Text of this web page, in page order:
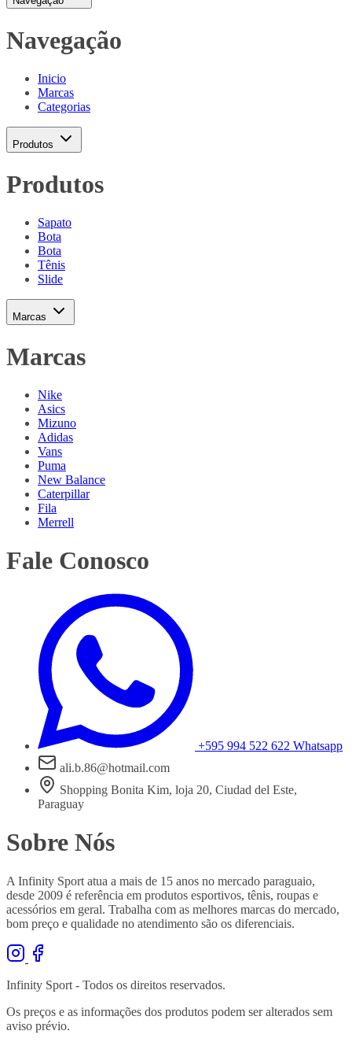
Navegação
Inicio
Marcas
Categorias
Produtos
Produtos
Sapato
Bota
Bota
Tênis
Slide
Marcas
Marcas
Nike
Asics
Mizuno
Adidas
Vans
Puma
New Balance
Caterpillar
Fila
Merrell
Fale Conosco
+595 994 522 622 Whatsapp
ali.b.86@hotmail.com
Shopping Bonita Kim, loja 20, Ciudad del Este,
Paraguay
Sobre Nós
A Infinity Sport atua a mais de 15 anos no mercado paraguaio,
desde 2009 é referência em produtos esportivos, tênis, roupas e
acessórios em geral. Trabalha com as melhores marcas do mercado,
bom preço e qualidade no atendimento são os diferenciais.
Infinity Sport - Todos os direitos reservados.
Os preços e as informações dos produtos podem ser alterados sem
aviso prévio.